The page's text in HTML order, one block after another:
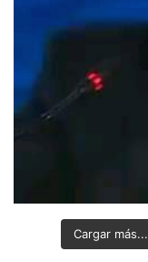
Cargar más...